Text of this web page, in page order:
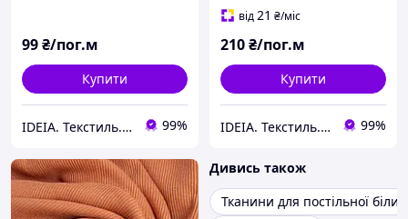
99₴/пог.м
Купити
IDEIA. Текстиль. Шеврони. 99%
від21 ₴/міс
210₴/пог.м
Купити
IDEIA. Текстиль. Шеврони. 99%
Дивись також
Тканини для постільної